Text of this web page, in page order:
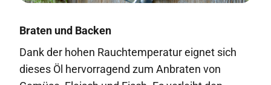
Braten und Backen
Dank der hohen Rauchtemperatur eignet sich
dieses Öl hervorragend zum Anbraten von